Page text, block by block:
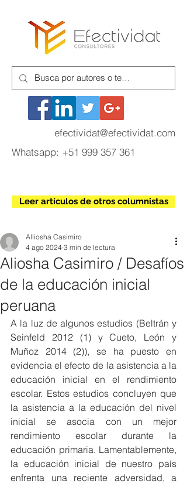
efectividat@efectividat.com
Whatsapp: +51 999 357 361
Leer artículos de otros columnistas
Aliosha Casimiro / Desafíos
de la educación inicial
peruana
Alliosha Casimiro
4 ago 2024 3 min de lectura
A la luz de algunos estudios (Beltrán y
Seinfeld 2012 (1) y Cueto, León y
Muñoz 2014 (2)), se ha puesto en
evidencia el efecto de la asistencia a la
educación inicial en el rendimiento
escolar. Estos estudios concluyen que
la asistencia a la educación del nivel
inicial se asocia con un mejor
rendimiento escolar durante la
educación primaria. Lamentablemente,
la educación inicial de nuestro país
enfrenta una reciente adversidad, a